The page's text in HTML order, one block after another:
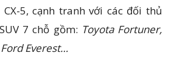
CX-5, cạnh tranh với các đối thủ
7 chỗ gồm: Toyota Fortuner,
Everest…